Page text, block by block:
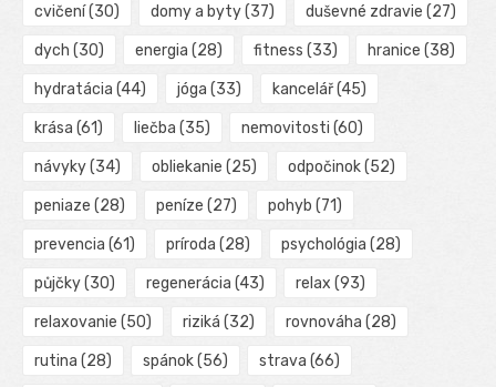
cvičení(30) domy a byty(37) duševné zdravie (27)
dych (30) energia (28) fitness (33) hranice (38)
hydratácia (44) jóga (33) kancelář(45)
krása (61) liečba (35) nemovitosti (60)
návyky(34) obliekanie (25) odpočinok(52)
peniaze (28) peníze (27) pohyb (71)
prevencia (61) príroda (28) psychológia (28)
půjčky(30) regenerácia (43) relax (93)
relaxovanie (50) riziká (32) rovnováha (28)
rutina (28) spánok(56) strava (66)